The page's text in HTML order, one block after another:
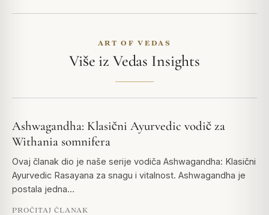
ART OF VEDAS
Više iz Vedas Insights
Ashwagandha: Klasični Ayurvedic vodič za
Withania somnifera
Ovaj članak dio je naše serije vodiča Ashwagandha: Klasični
Ayurvedic Rasayana za snagu i vitalnost. Ashwagandha je
postala jedna…
PROČITAJ ČLANAK